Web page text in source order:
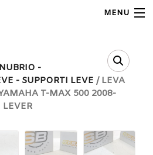
MENU
-
- SUPPORTI LEVE / LEVA
T-MAX 500 2008-
LEVER